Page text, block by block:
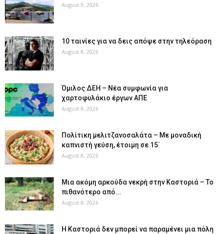
August 9, 2026
10 ταινίες για να δεις απόψε στην τηλεόραση
August 8, 2026
Όμιλος ΔΕΗ – Νέα συμφωνία για
χαρτοφυλάκιο έργων ΑΠΕ
August 8, 2026
Πολίτικη μελιτζανοσαλάτα – Με μοναδική
καπνιστή γεύση, έτοιμη σε 15΄
August 8, 2026
Μια ακόμη αρκούδα νεκρή στην Καστοριά – Το
πιθανότερο από...
August 8, 2026
Η Καστοριά δεν μπορεί να παραμένει μια πόλη